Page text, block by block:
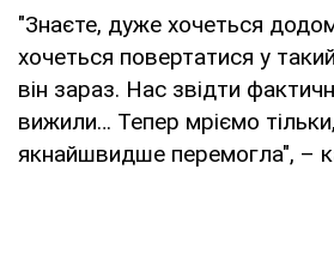
"Знаєте, дуже хочеться
хочеться повертатися у
він зараз. Нас звідти
вижили… Тепер мріємо
якнайшвидше перемогла", –